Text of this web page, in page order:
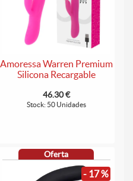
Amoressa Warren Premium
Silicona Recargable
46.30 €
Stock: 50 Unidades
Oferta
- 17 %